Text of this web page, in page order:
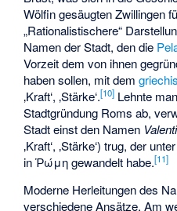
Wölfin gesäugten Zwillingen
„Rationalistischere“
Namen der Stadt, den die
Vorzeit dem von ihnen
haben sollen, mit dem
‚Kraft‘, ‚Stärke‘.[10] Lehnte
Stadtgründung Roms ab,
Stadt einst den Namen
‚Kraft‘, ‚Stärke‘) trug, der
inῬώμηgewandelt habe.[11]
Moderne Herleitungen des
verschiedene Ansätze. Am